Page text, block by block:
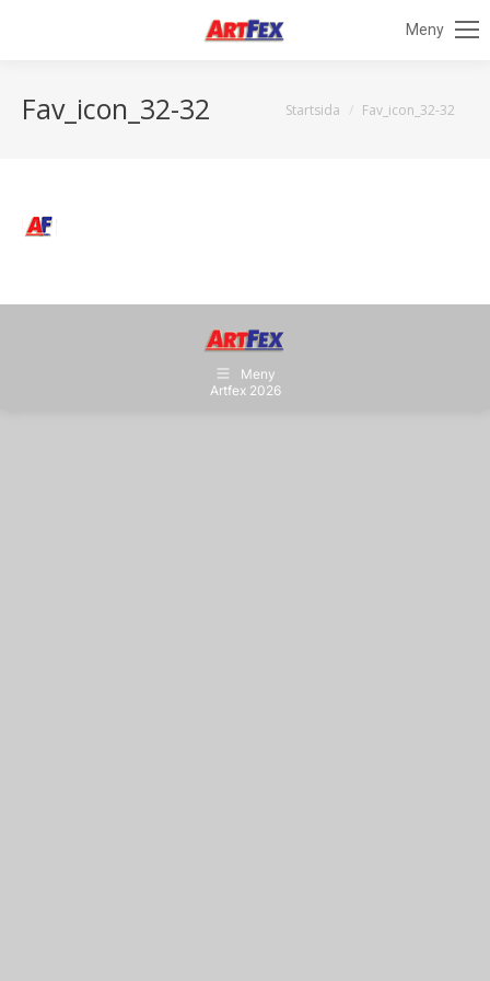
Meny
Fav_icon_32-32 Du är här:
Startsida Fav_icon_32-32
Meny
Artfex 2026